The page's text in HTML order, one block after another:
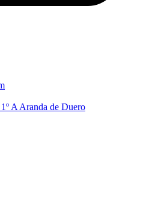
A Aranda de Duero